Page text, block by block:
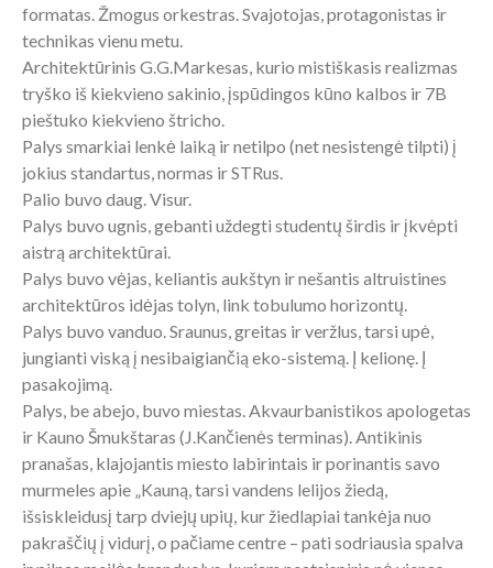
formatas. Žmogus orkestras. Svajotojas, protagonistas ir
technikas vienu metu.
Architektūrinis G.G.Markesas, kurio mistiškasis realizmas
tryško iš kiekvieno sakinio, įspūdingos kūno kalbos ir 7B
pieštuko kiekvieno štricho.
Palys smarkiai lenkė laiką ir netilpo (net nesistengė tilpti) į
jokius standartus, normas ir STRus.
Palio buvo daug. Visur.
Palys buvo ugnis, gebanti uždegti studentų širdis ir įkvėpti
aistrą architektūrai.
Palys buvo vėjas, keliantis aukštyn ir nešantis altruistines
architektūros idėjas tolyn, link tobulumo horizontų.
Palys buvo vanduo. Sraunus, greitas ir veržlus, tarsi upė,
jungianti viską į nesibaigiančią eko-sistemą. Į kelionę. Į
pasakojimą.
Palys, be abejo, buvo miestas. Akvaurbanistikos apologetas
ir Kauno Šmukštaras (J.Kančienės terminas). Antikinis
pranašas, klajojantis miesto labirintais ir porinantis savo
murmeles apie „Kauną, tarsi vandens lelijos žiedą,
išsiskleidusį tarp dviejų upių, kur žiedlapiai tankėja nuo
pakraščių į vidurį, o pačiame centre – pati sodriausia spalva